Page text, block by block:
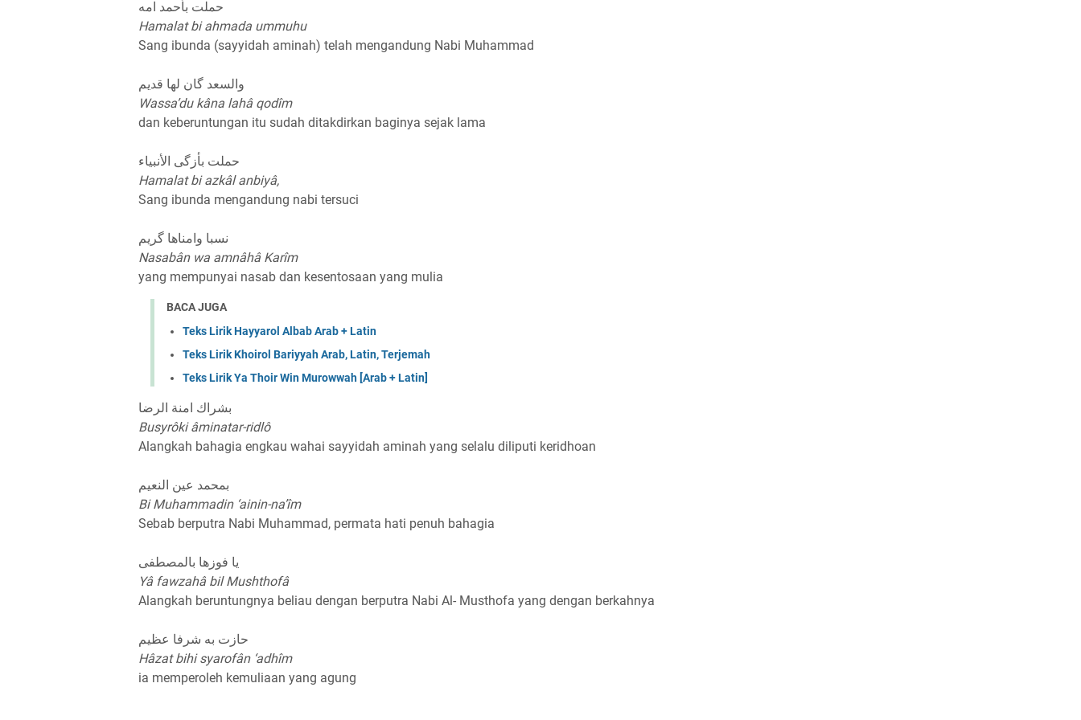
حملت بأحمد امه
Hamalat bi ahmada ummuhu
Sang ibunda (sayyidah aminah) telah mengandung Nabi Muhammad
والسعد گان لها قديم
Wassa’du kâna lahâ qodîm
dan keberuntungan itu sudah ditakdirkan baginya sejak lama
حملت بأزگی الأنبياء
Hamalat bi azkâl anbiyâ,
Sang ibunda mengandung nabi tersuci
نسبا وامناها گريم
Nasabân wa amnâhâ Karîm
yang mempunyai nasab dan kesentosaan yang mulia
BACA JUGA
Teks Lirik Hayyarol Albab Arab + Latin
Teks Lirik Khoirol Bariyyah Arab, Latin, Terjemah
Teks Lirik Ya Thoir Win Murowwah [Arab + Latin]
بشراك امنة الرضا
Busyrôki âminatar-ridlô
Alangkah bahagia engkau wahai sayyidah aminah yang selalu diliputi keridhoan
بمحمد عين النعيم
Bi Muhammadin ‘ainin-na’îm
Sebab berputra Nabi Muhammad, permata hati penuh bahagia
يا فوزها بالمصطفی
Yâ fawzahâ bil Mushthofâ
Alangkah beruntungnya beliau dengan berputra Nabi Al- Musthofa yang dengan berkahnya
حازت به شرفا عظيم
Hâzat bihi syarofân ‘adhîm
ia memperoleh kemuliaan yang agung